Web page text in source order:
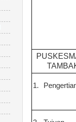
1.